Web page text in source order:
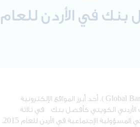
للعام 2015 في عدة مجالات
أعلنت الهيئة المصرفية العالمية والمراجعة المالية (Global Banking and Finance Review )، أحد أبرز المواقع الإلكترونية
الأردني الكويتي كأفضل بنك في ثلاثة
مجالات وهي: أفضل بنك تجزئة، أفضل بنك لإدارة الثروات، إضافة إلى أفضل بنك في المسؤولية الإجتماعية في الأردن للعام 2015.